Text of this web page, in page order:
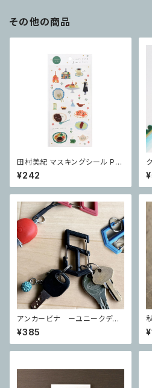
その他の商品
田村美紀 マスキングシール Par
lor
¥242
アンカービナ ーユニークデザ
インのコンパクトカラビナー ブ
ラック
¥385